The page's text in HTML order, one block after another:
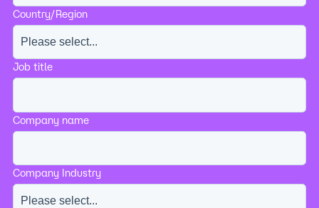
Country/Region
Job title
Company name
Company Industry